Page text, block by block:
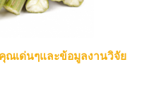
ณเด่นๆและข้อมูลงานวิจัย